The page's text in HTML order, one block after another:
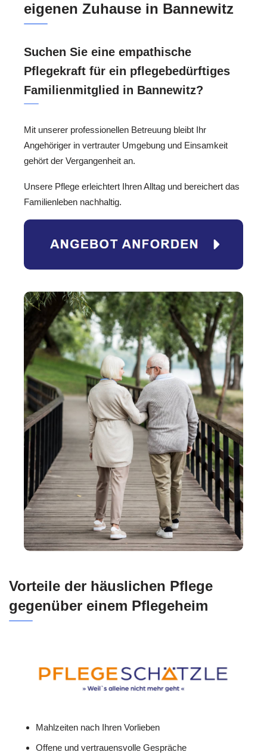
eigenen Zuhause in Bannewitz
Suchen Sie eine empathische
Pflegekraft für ein pflegebedürftiges
Familienmitglied in Bannewitz?
Mit unserer professionellen Betreuung bleibt Ihr
Angehöriger in vertrauter Umgebung und Einsamkeit
gehört der Vergangenheit an.
Unsere Pflege erleichtert Ihren Alltag und bereichert das
Familienleben nachhaltig.
Vorteile der häuslichen Pflege
gegenüber einem Pflegeheim
Mahlzeiten nach Ihren Vorlieben
Offene und vertrauensvolle Gespräche